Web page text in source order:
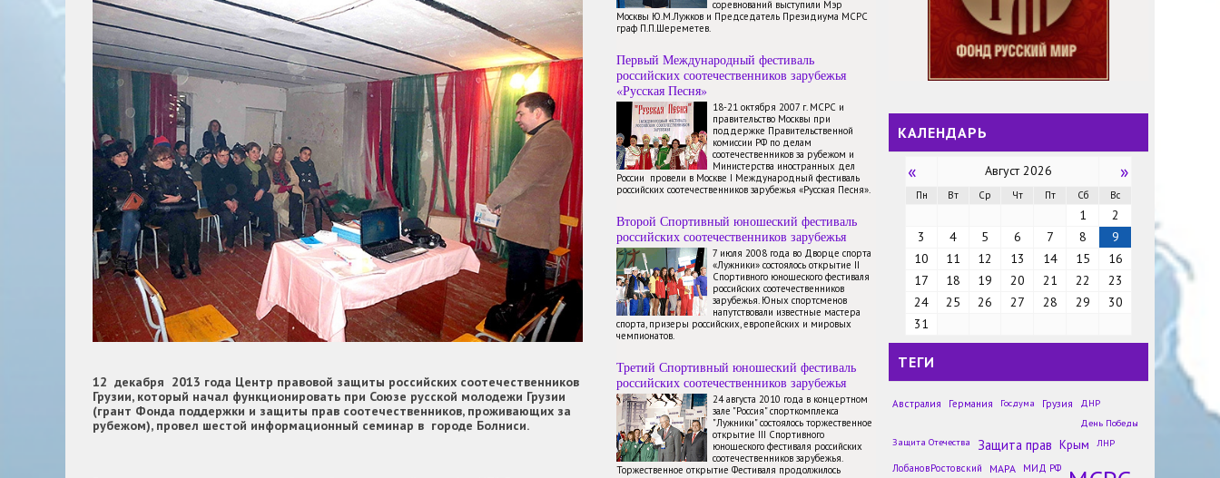
12 декабря 2013 года Центр правовой защиты российских соотечественников
Грузии, который начал функционировать при Союзе русской молодежи Грузии
(грант Фонда поддержки и защиты прав соотечественников, проживающих за
рубежом), провел шестой информационный семинар в городе Болниси.
соревнований выступили Мэр
Москвы Ю.М.Лужков и Председатель Президиума МСРС
граф П.П.Шереметев.
Первый Международный фестиваль
российских соотечественников зарубежья
«Русская Песня»
18-21 октября 2007 г. МСРС и
правительство Москвы при
поддержке Правительственной
комиссии РФ по делам
соотечественников за рубежом и
Министерства иностранных дел
России провели в Москве I Международный фестиваль
российских соотечественников зарубежья «Русская Песня».
Второй Спортивный юношеский фестиваль
российских соотечественников зарубежья
7 июля 2008 года во Дворце спорта
«Лужники» состоялось открытие II
Спортивного юношеского фестиваля
российских соотечественников
зарубежья. Юных спортсменов
напутствовали известные мастера
спорта, призеры российских, европейских и мировых
чемпионатов.
Третий Спортивный юношеский фестиваль
российских соотечественников зарубежья
24 августа 2010 года в концертном
зале "Россия" спорткомплекса
"Лужники" состоялось торжественное
открытие III Спортивного
юношеского фестиваля российских
соотечественников зарубежья.
Торжественное открытие Фестиваля продолжилось
КАЛЕНДАРЬ
« Август 2026 »
Пн Вт Ср Чт Пт Сб Вс
1
2
3
4 5 6 7 8
9
10
11 12 13 14 15
16
17
18 19 20 21 22
23
24
25 26 27 28 29
30
31
ТЕГИ
Австралия Германия Госдума Грузия
ДНР
День Победы
Защита Отечества Защита прав Крым
ЛНР
ЛобановРостовский
МАРА МИД РФ
Минюст США поддержал
монастырь РПЦЗ в борьбе с